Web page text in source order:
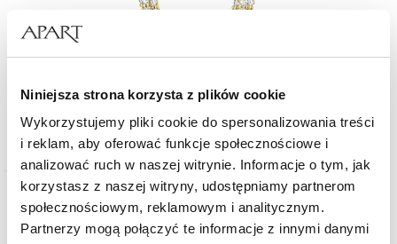
Niniejsza strona korzysta z plików cookie
Wykorzystujemy pliki cookie do spersonalizowania treści
i reklam, aby oferować funkcje społecznościowe i
analizować ruch w naszej witrynie. Informacje o tym, jak
korzystasz z naszej witryny, udostępniamy partnerom
społecznościowym, reklamowym i analitycznym.
Partnerzy mogą połączyć te informacje z innymi danymi
999 zł
Nowość Złoto 375